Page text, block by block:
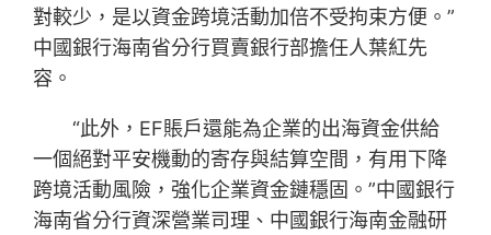
對較少，是以資金跨境活動加倍不受拘束方便。”
中國銀行海南省分行買賣銀行部擔任人葉紅先
容。
“此外，EF賬戶還能為企業的出海資金供給
一個絕對平安機動的寄存與結算空間，有用下降
跨境活動風險，強化企業資金鏈穩固。”中國銀行
海南省分行資深營業司理、中國銀行海南金融研